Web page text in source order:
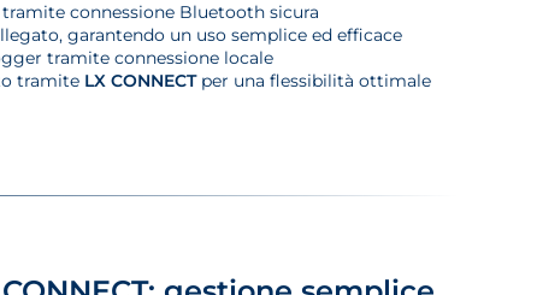
connessione Bluetooth sicura
garantendo un uso semplice ed efficace
tramite connessione locale
tramite LX CONNECTper una flessibilità ottimale